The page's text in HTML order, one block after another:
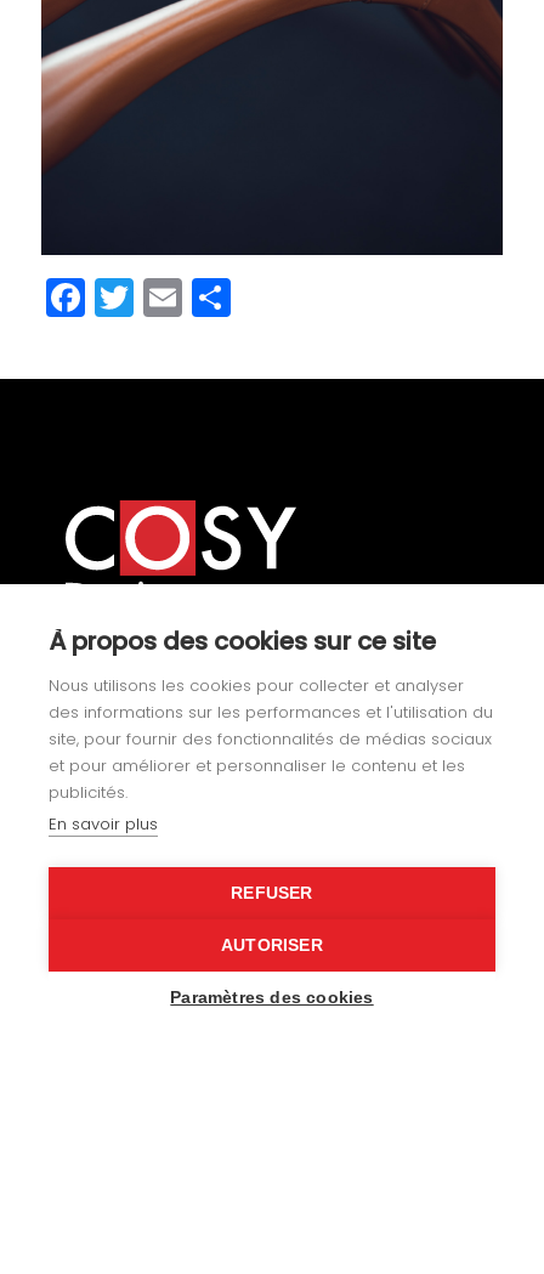
Facebook
Twitter
EmailShare
Our product categories
Yachting
Fixtures
Specialist upholstery
Our expertise
À propos des cookies sur ce site
Nous utilisons les cookies pour collecter et analyser
des informations sur les performances et l'utilisation du
site, pour fournir des fonctionnalités de médias sociaux
et pour améliorer et personnaliser le contenu et les
publicités.
En savoir plus
REFUSER
AUTORISER
Paramètres des cookies